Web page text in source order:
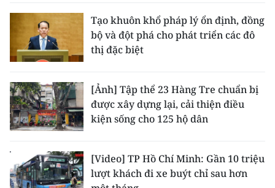
Tạo khuôn khổ pháp lý ổn định, đồng
bộ và đột phá cho phát triển các đô
thị đặc biệt
[Ảnh] Tập thể 23 Hàng Tre chuẩn bị
được xây dựng lại, cải thiện điều
kiện sống cho 125 hộ dân
[Video] TP Hồ Chí Minh: Gần 10 triệu
lượt khách đi xe buýt chỉ sau hơn